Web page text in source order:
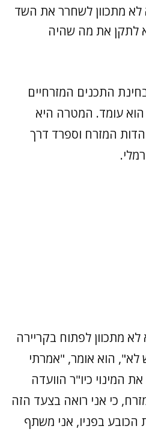
מתכוון לשחרר את השד
לתקן את מה שהיה
התכנים המזרחיים
עומד. המטרה היא
המזרח וספרד דרך
מתכוון לפתוח בקריירה
לא", הוא אומר, "אמרתי
המינוי כיו"ר הוועדה
כי אני רואה בצעד הזה
הכובע בפניו, אני משתף